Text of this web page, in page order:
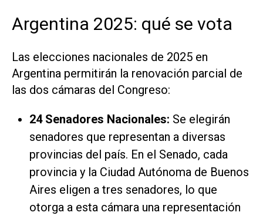
Argentina 2025: qué se vota
Las elecciones nacionales de 2025 en
Argentina permitirán la renovación parcial de
las dos cámaras del Congreso:
24 Senadores Nacionales: Se elegirán
senadores que representan a diversas
provincias del país. En el Senado, cada
provincia y la Ciudad Autónoma de Buenos
Aires eligen a tres senadores, lo que
otorga a esta cámara una representación